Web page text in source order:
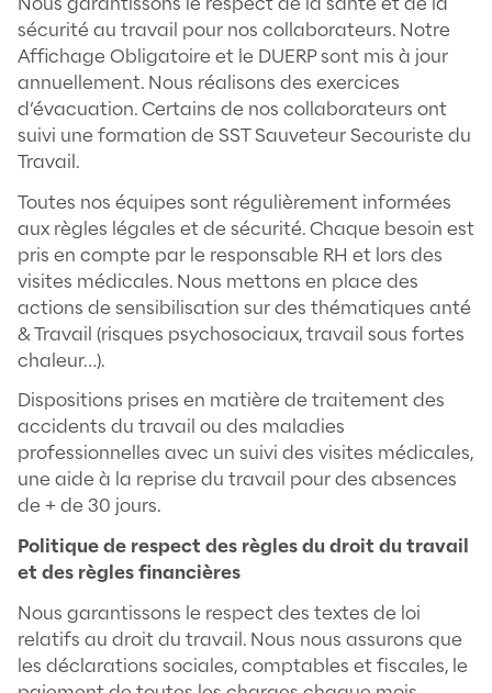
temps de travail ainsi que le télétravail
Par ailleurs, nous avons mis en place
d’avantages pour les salariés
notamment la forme de Primes,
restaurant, du remboursement des
d’aménagement du temps de
d’organisations de séminaires /
encore de sorties sportives ou
collectives.
Nous créons un environnement
chaleureux et propices à de bonnes
travail et de détentes.
Politique auprès des Talents & des
nos consultants dans le Recrutement
Nous avons mis en place une Charte du
Recrutement Éthique et Responsable qui
un partenariat confiant, durable et une
équilibrée entre les parties prenantes
entreprises, Meent), dans un contexte